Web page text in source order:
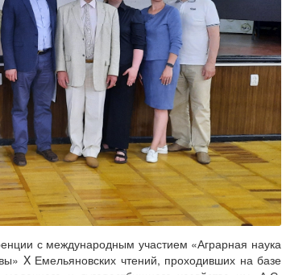
с международным участием «Аграрная наука
X Емельяновских чтений, проходивших на базе